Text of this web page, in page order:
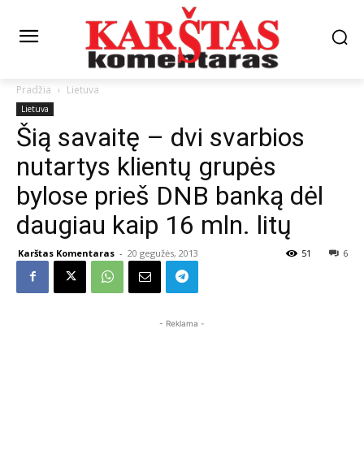
Pradžia Lietuva
Lietuva
Šią savaitę – dvi svarbios
nutartys klientų grupės
bylose prieš DNB banką dėl
daugiau kaip 16 mln. litų
Karštas Komentaras - 20 gegužės, 2013 6
51
- Reklama -